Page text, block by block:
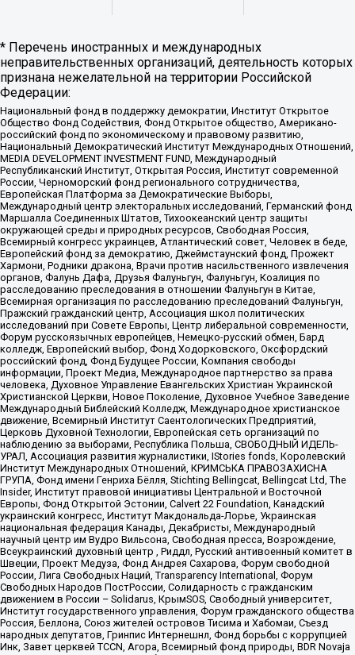
* Перечень иностранных и международных
неправительственных организаций, деятельность которых
признана нежелательной на территории Российской
Федерации:
Национальный фонд в поддержку демократии, Институт Открытое
Общество Фонд Содействия, Фонд Открытое общество, Американо-
российский фонд по экономическому и правовому развитию,
Национальный Демократический Институт Международных Отношений,
MEDIA DEVELOPMENT INVESTMENT FUND, Международный
Республиканский Институт, Открытая Россия, Институт современной
России, Черноморский фонд регионального сотрудничества,
Европейская Платформа за Демократические Выборы,
Международный центр электоральных исследований, Германский фонд
Маршалла Соединенных Штатов, Тихоокеанский центр защиты
окружающей среды и природных ресурсов, Свободная Россия,
Всемирный конгресс украинцев, Атлантический совет, Человек в беде,
Европейский фонд за демократию, Джеймстаунский фонд, Прожект
Хармони, Родники дракона, Врачи против насильственного извлечения
органов, Фалунь Дафа, Друзья Фалуньгун, Фалуньгун, Коалиция по
расследованию преследования в отношении Фалуньгун в Китае,
Всемирная организация по расследованию преследований Фалуньгун,
Пражский гражданский центр, Ассоциация школ политических
исследований при Совете Европы, Центр либеральной современности,
Форум русскоязычных европейцев, Немецко-русский обмен, Бард
колледж, Европейский выбор, Фонд Ходорковского, Оксфордский
российский фонд, Фонд Будущее России, Компания свободы
информации, Проект Медиа, Международное партнерство за права
человека, Духовное Управление Евангельских Христиан Украинской
Христианской Церкви, Новое Поколение, Духовное Учебное Заведение
Международный Библейский Колледж, Международное христианское
движение, Всемирный Институт Саентологических Предприятий,
Церковь Духовной Технологии, Европейская сеть организаций по
наблюдению за выборами, Республика Польша, СВОБОДНЫЙ ИДЕЛЬ-
УРАЛ, Ассоциация развития журналистики, IStories fonds, Королевский
Институт Международных Отношений, КРИМСЬКА ПРАВОЗАХИСНА
ГРУПА, Фонд имени Генриха Бёлля, Stichting Bellingcat, Bellingcat Ltd, The
Insider, Институт правовой инициативы Центральной и Восточной
Европы, Фонд Открытой Эстонии, Calvert 22 Foundation, Канадский
украинский конгресс, Институт Макдональда-Лорье, Украинская
национальная федерация Канады, Декабристы, Международный
научный центр им Вудро Вильсона, Свободная пресса, Возрождение,
Всеукраинский духовный центр , Риддл, Русский антивоенный комитет в
Швеции, Проект Медуза, Фонд Андрея Сахарова, Форум свободной
России, Лига Свободных Наций, Transparеncy International, Форум
Свободных Народов ПостРоссии, Солидарность с гражданским
движением в России – Solidarus, КрымSOS, Свободный университет,
Институт государственного управления, Форум гражданского общества
Россия, Беллона, Союз жителей островов Тисима и Хабомаи, Съезд
народных депутатов, Гринпис Интернешнл, Фонд борьбы с коррупцией
Инк, Завет церквей TCCN, Агора, Всемирный фонд природы, BDR Novaja